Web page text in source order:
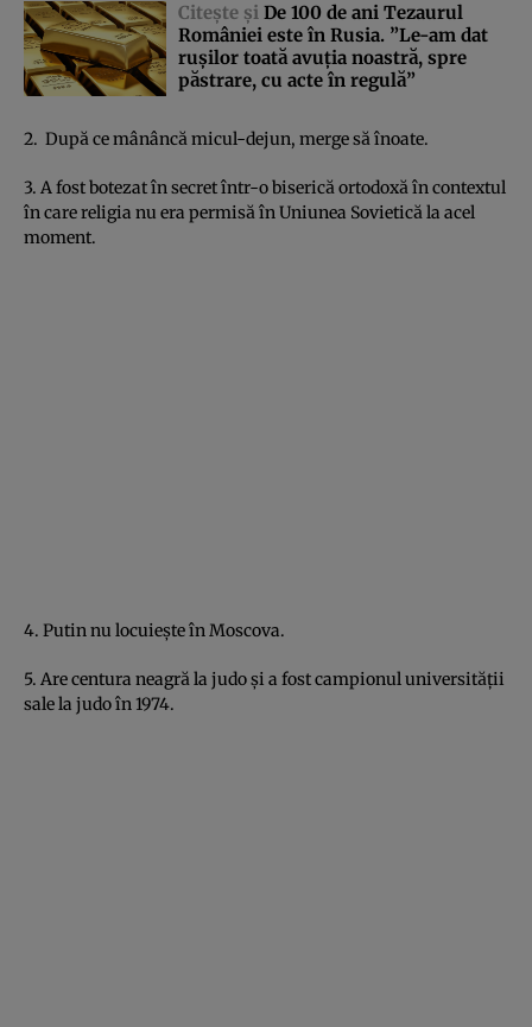
Citeşte şi De 100 de ani Tezaurul
României este în Rusia. ”Le-am dat
ruşilor toată avuţia noastră, spre
păstrare, cu acte în regulă”
2. După ce mânâncă micul-dejun, merge să înoate.
3. A fost botezat în secret într-o biserică ortodoxă în contextul
în care religia nu era permisă în Uniunea Sovietică la acel
moment.
4. Putin nu locuieşte în Moscova.
5. Are centura neagră la judo şi a fost campionul universităţii
sale la judo în 1974.